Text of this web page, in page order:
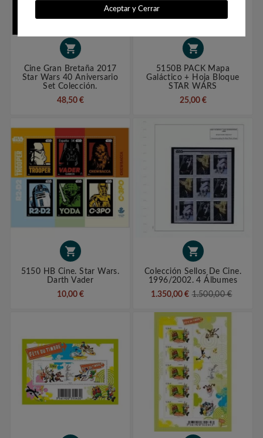
Aceptar y Cerrar

Cine Gran Bretaña 2017
Star Wars 40 Aniversario
Set Colección.
48,50 €

5150B PACK Mapa
Galáctico + Hoja Bloque
STAR WARS
25,00 €

5150 HB Cine. Star Wars.
Darth Vader
10,00 €

Colección Sellos De Cine.
1996/2002. 4 Álbumes
1.350,00 € 1.500,00 €